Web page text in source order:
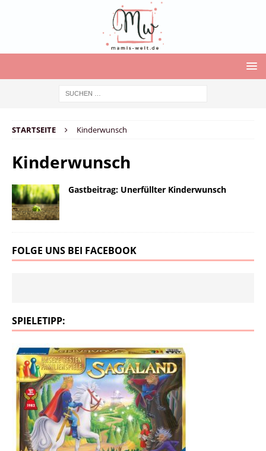
STARTSEITE Kinderwunsch
Kinderwunsch
Gastbeitrag: Unerfüllter Kinderwunsch
FOLGE UNS BEI FACEBOOK
SPIELETIPP: